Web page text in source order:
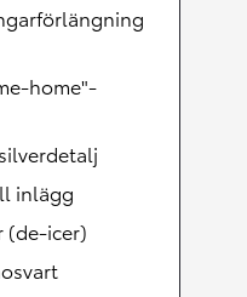
home"-
inlägg
(de-icer)